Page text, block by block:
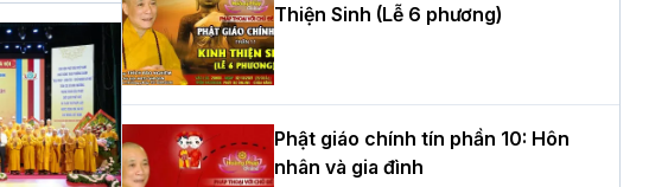
HT.Thích Thọ Lạc được suy cử làm tân
Trưởng BTS GHPGVN tỉnh Nghệ An
Thiện Sinh (Lễ 6 phương)
Phật giáo chính tín phần 10: Hôn
nhân và gia đình